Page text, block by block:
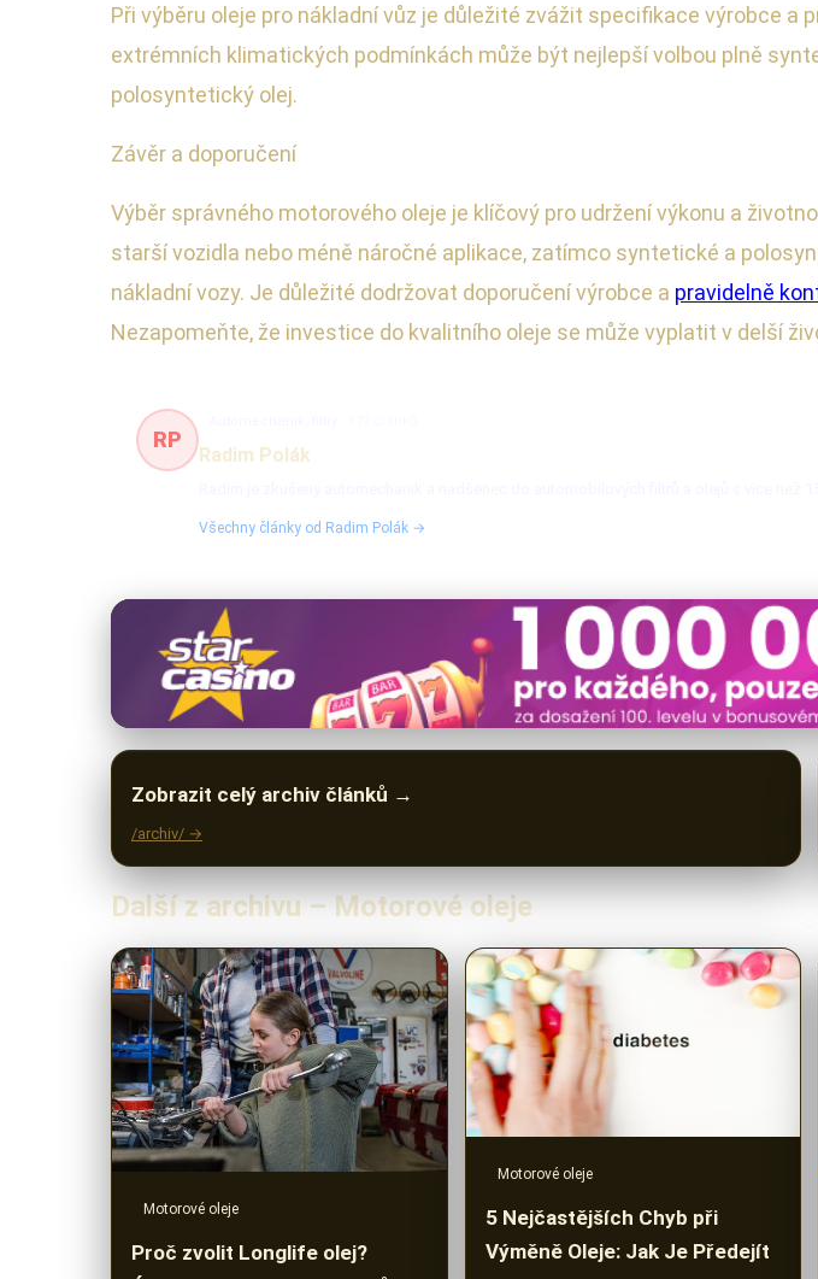
Při výběru oleje pro nákladní vůz je důležité zvážit specifikace výrobce a
extrémních klimatických podmínkách může být nejlepší volbou plně
polosyntetický olej.
Závěr a doporučení
Výběr správného motorového oleje je klíčový pro udržení výkonu a
starší vozidla nebo méně náročné aplikace, zatímco syntetické a
nákladní vozy. Je důležité dodržovat doporučení výrobce a pravidelně
Nezapomeňte, že investice do kvalitního oleje se může vyplatit v delší
RP
Radim Polák
Všechny články od Radim Polák →
Zobrazit celý archiv článků →
/archiv/ →
Další z archivu – Motorové oleje
Motorové oleje
Proč zvolit Longlife olej?
Motorové oleje
5 Nejčastějších Chyb při
Výměně Oleje: Jak Je Předejít